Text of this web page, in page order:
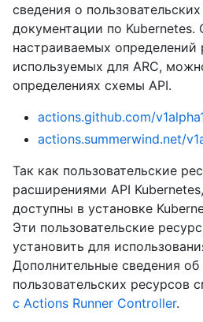
сведения о
документации по Kubernetes.
настраиваемых определений
используемых для ARC,
определениях схемы API.
actions.github.com/
actions.summerwind.net/
Так как пользовательские
расширениями API
доступны в установке
Эти пользовательские
установить для
Дополнительные сведения об
пользовательских ресурсов
с Actions Runner Controller.